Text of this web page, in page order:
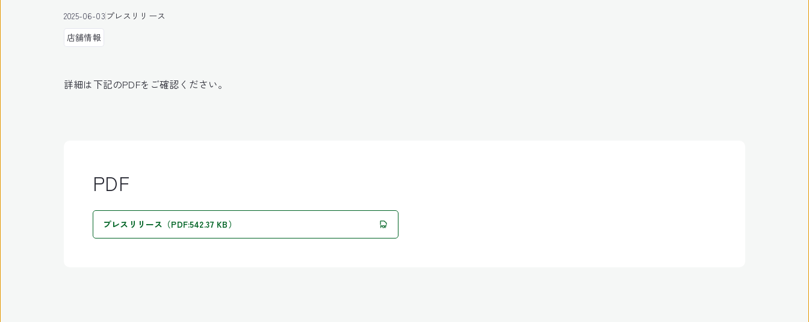
2025-06-03プレスリリース
店舗情報
詳細は下記のPDFをご確認ください。
PDF
プレスリリース（PDF:542.37 KB）